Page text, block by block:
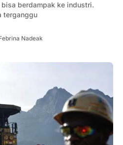
berdampak ke industri.
terganggu
Nadeak